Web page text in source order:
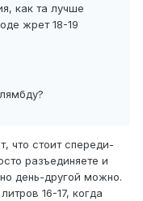
как та лучше
жрет 18-19
что стоит спереди-
разъединяете и
день-другой можно.
16-17, когда